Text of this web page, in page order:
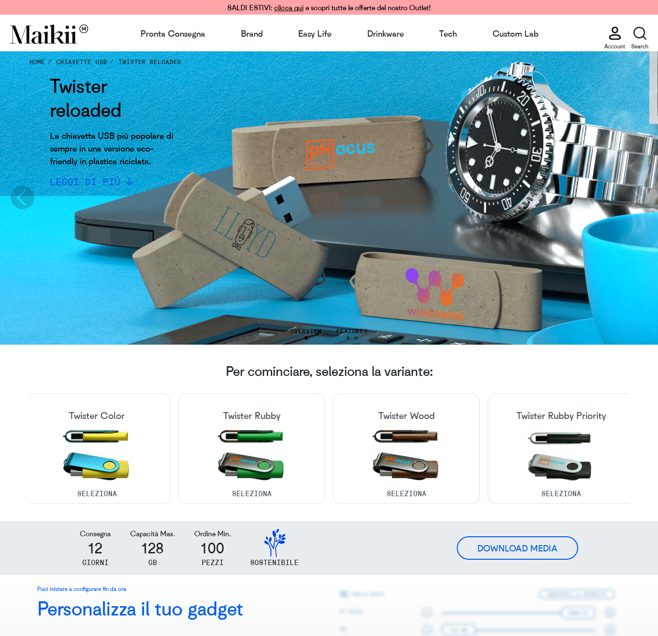
SALDI ESTIVI: clicca qui e scopri tutte le offerte del nostro Outlet!
Pronta Consegna Brand Easy Life Drinkware Tech Custom Lab
Account Search
Twister
reloaded
La chiavetta USB più popolare di
sempre in una versione eco-
friendly in plastica riciclata.
LEGGI DI PIÚ
HOME CHIAVETTE USB TWISTER RELOADED
OVERVIEW FEATURES
Per cominciare, seleziona la variante:
Twister Color Twister Rubby Twister Wood Twister Rubby Priority
Consegna
12
GIORNI
Capacità Max.
128
GB
Ordine Min.
100
PEZZI SOSTENIBILE
DOWNLOAD MEDIA
Puoi iniziare a configurare fin da ora
Personalizza il tuo gadget